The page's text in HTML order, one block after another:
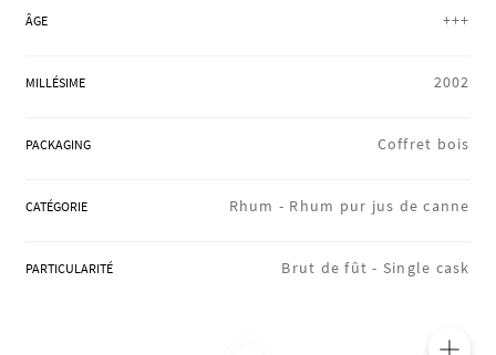
BOUTIQUE LOIRET
ÂGE +++
MILLÉSIME 2002
PACKAGING Coffret bois
CATÉGORIE Rhum - Rhum pur jus de canne
PARTICULARITÉ Brut de fût - Single cask